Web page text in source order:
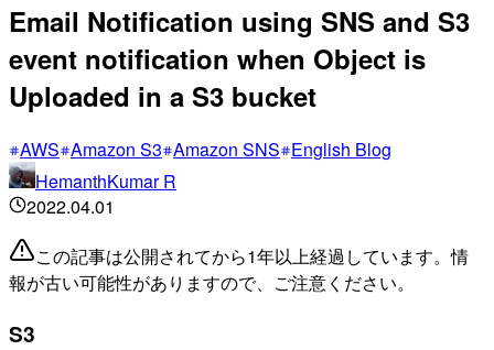
Email Notification using SNS and S3
event notification when Object is
Uploaded in a S3 bucket
AWS Amazon S3 Amazon SNS English Blog
HemanthKumar R
2022.04.01
この記事は公開されてから1年以上経過しています。情
報が古い可能性がありますので、ご注意ください。
S3